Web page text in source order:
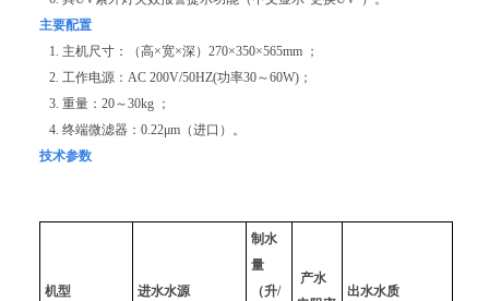
主要配置
1. 主机尺寸：（高×宽×深）270×350×565mm ；
2. 工作电源：AC 200V/50HZ(功率30～60W)；
3. 重量：20～30kg ；
4. 终端微滤器：0.22μm（进口）。
技术参数
机型 进水水源
制水
量
（升/
产水
出水水质